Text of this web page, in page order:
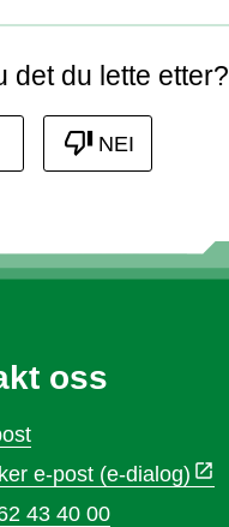
det du lette etter?
NEI
oss
e-post (e-dialog)
43 40 00